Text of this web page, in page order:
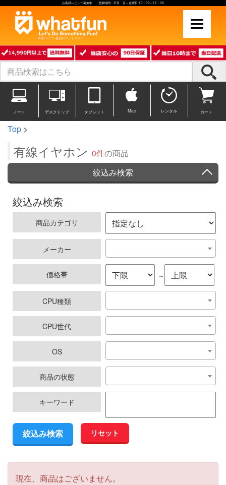
お客様レビュー募集中 営業時間：平日 月～金曜日 10：00～17：30
中古パソコン販売のワットファン
ノート デスクトップ タブレット Mac レンタル カート
Top >
有線イヤホン 0件の商品
絞込み検索
絞込み検索
商品カテゴリ
メーカー
価格帯 ～
CPU種類
CPU世代
OS
商品の状態
キーワード
リセット
現在、商品はございません。